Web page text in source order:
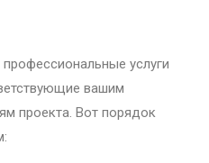
услуги
вашим
проекта. Вот порядок